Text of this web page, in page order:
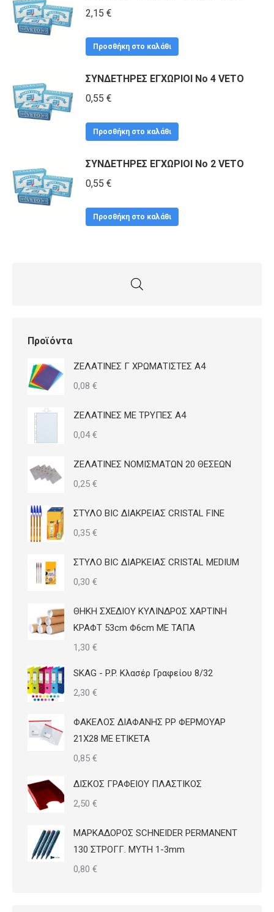
2,15 €
Προσθήκη στο καλάθι
ΣΥΝΔΕΤΗΡΕΣ ΕΓΧΩΡΙΟΙ No 4 VETO
0,55 €
Προσθήκη στο καλάθι
ΣΥΝΔΕΤΗΡΕΣ ΕΓΧΩΡΙΟΙ No 2 VETO
0,55 €
Προσθήκη στο καλάθι
Προϊόντα
ΖΕΛΑΤΙΝΕΣ Γ ΧΡΩΜΑΤΙΣΤΕΣ Α4
0,08 €
ΖΕΛΑΤΙΝΕΣ ΜΕ ΤΡΥΠΕΣ Α4
0,04€
ΖΕΛΑΤΙΝΕΣ ΝΟΜΙΣΜΑΤΩΝ 20 ΘΕΣΕΩΝ
0,25 €
ΣΤΥΛΟ BIC ΔΙΑΚΡΕΙΑΣ CRISTAL FINE
0,35 €
ΣΤΥΛΟ BIC ΔΙΑΡΚΕΙΑΣ CRISTAL MEDIUM
0,30 €
ΘΗΚΗ ΣΧΕΔΙΟΥ ΚΥΛΙΝΔΡΟΣ ΧΑΡΤΙΝΗ
ΚΡΑΦΤ 53cm Φ6cm ΜΕ ΤΑΠΑ
1,30 €
SKAG - P.P. Κλασέρ Γραφείου 8/32
2,30 €
ΦΑΚΕΛΟΣ ΔΙΑΦΑΝΗΣ PP ΦΕΡΜΟΥΑΡ
21Χ28 ΜΕ ΕΤΙΚΕΤΑ
0,85 €
ΔΙΣΚΟΣ ΓΡΑΦΕΙΟΥ ΠΛΑΣΤΙΚΟΣ
2,50 €
ΜΑΡΚΑΔΟΡΟΣ SCHNEIDER PERMANENT
130 ΣΤΡΟΓΓ. ΜΥΤΗ 1-3mm
0,80 €